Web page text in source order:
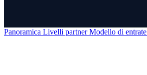
Panoramica Livelli partnerModello di entrate